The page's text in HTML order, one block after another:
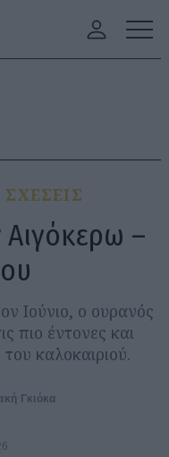
ΣΧΕΣΕΙΣ
–
Ιούνιο, ο ουρανός
πιο έντονες και
καλοκαιριού.
Γκιόκα